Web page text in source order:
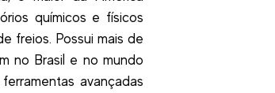
químicos e físicos
freios. Possui mais de
no Brasil e no mundo
avançadas